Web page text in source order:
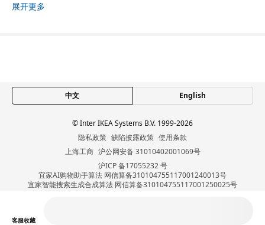
包装信息
51 厘米
1
8 厘米
104 厘米
展开更多
客服收藏
中文 English
© Inter IKEA Systems B.V. 1999-2026
隐私政策 缺陷披露政策 使用条款
上海工商 沪公网安备 31010402001069号
沪ICP 备17055232 号
宜家AI购物助手算法 网信算备310104755117001240013号
宜家智能搜索生成合成算法 网信算备310104755117001250025号